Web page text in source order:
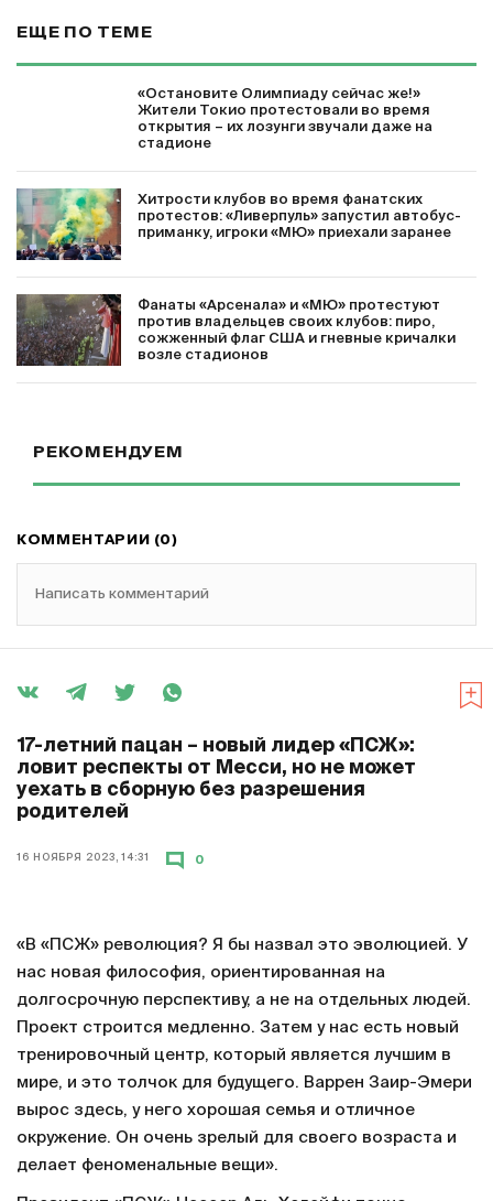
ЕЩЕ ПО ТЕМЕ
«Остановите Олимпиаду сейчас же!»
Жители Токио протестовали во время
открытия – их лозунги звучали даже на
стадионе
Хитрости клубов во время фанатских
протестов: «Ливерпуль» запустил автобус-
приманку, игроки «МЮ» приехали заранее
Фанаты «Арсенала» и «МЮ» протестуют
против владельцев своих клубов: пиро,
сожженный флаг США и гневные кричалки
возле стадионов
РЕКОМЕНДУЕМ
КОММЕНТАРИИ (0)
Написать комментарий
17-летний пацан – новый лидер «ПСЖ»:
ловит респекты от Месси, но не может
уехать в сборную без разрешения
родителей
16 НОЯБРЯ 2023, 14:31 0
«В «ПСЖ» революция? Я бы назвал это эволюцией. У
нас новая философия, ориентированная на
долгосрочную перспективу, а не на отдельных людей.
Проект строится медленно. Затем у нас есть новый
тренировочный центр, который является лучшим в
мире, и это толчок для будущего. Варрен Заир-Эмери
вырос здесь, у него хорошая семья и отличное
окружение. Он очень зрелый для своего возраста и
делает феноменальные вещи».